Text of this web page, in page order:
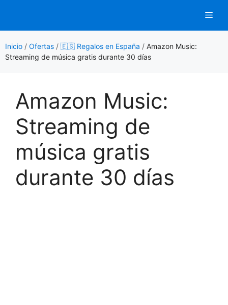
contenido
Inicio / Ofertas / 🇪🇸 Regalos en España / Amazon Music:
Streaming de música gratis durante 30 días
Amazon Music:
Streaming de
música gratis
durante 30 días